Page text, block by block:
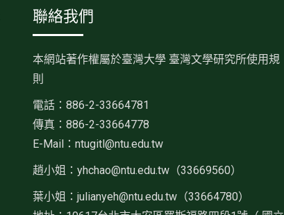
聯絡我們
本網站著作權屬於臺灣大學 臺灣文學研究所使用規
則
電話：886-2-33664781
傳真：886-2-33664778
E-Mail：ntugitl@ntu.edu.tw
趙小姐：yhchao@ntu.edu.tw（33669560）
葉小姐：julianyeh@ntu.edu.tw（33664780）